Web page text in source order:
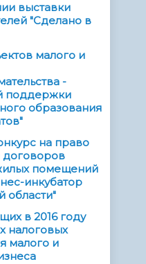
выставки
"Сделано в
малого и
-
поддержки
образования
на право
договоров
помещений
инкубатор
области"
в 2016 году
налоговых
малого и